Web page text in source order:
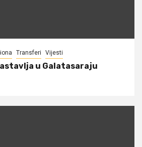
Transferi Vijesti
u Galatasaraju